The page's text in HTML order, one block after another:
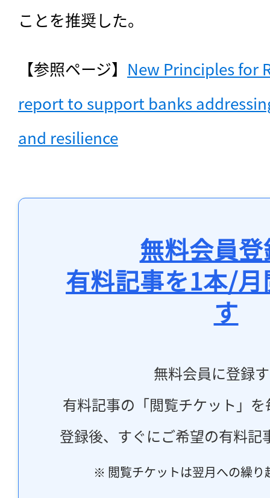
ことを推奨した。
【参照ページ】 New Principles for
report to support banks
and resilience
無料会員
有料記事を1本/
す
無料会員に登録
有料記事の「閲覧チケット」
登録後、すぐにご希望の有料記
※ 閲覧チケットは翌月への繰り